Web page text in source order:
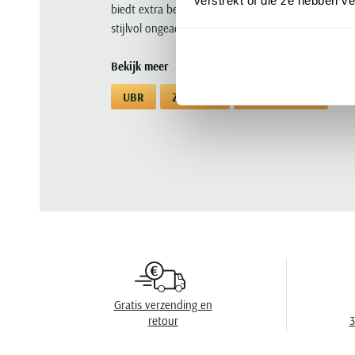
biedt extra bescherming tegen de elementen.
stijlvol ongeacht het weer. Voeg deze must-have
Bekijk meer
UBR Zomerjas
Gratis verzending en
retour